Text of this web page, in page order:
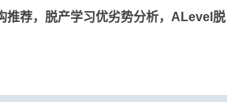
推荐，脱产学习优劣势分析，ALevel脱